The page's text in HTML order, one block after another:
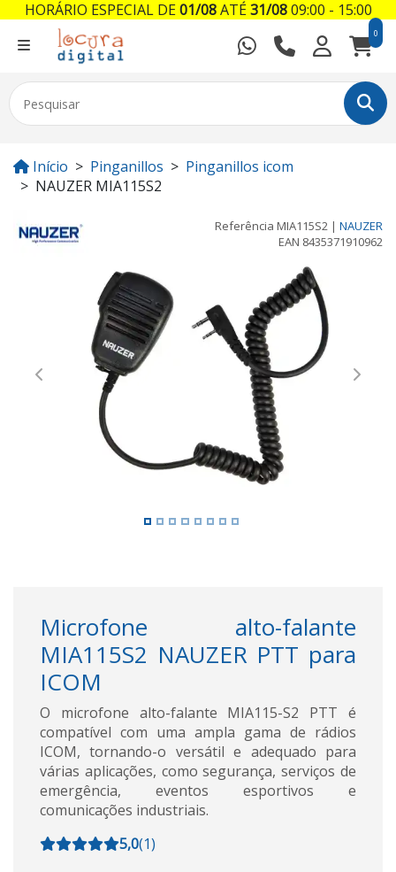
0
Início Pinganillos
Pinganillos icom
NAUZER MIA115S2
Referência MIA115S2 | NAUZER
EAN 8435371910962
Previous Next
Microfone alto-falante
MIA115S2 NAUZER PTT para
ICOM
O microfone alto-falante MIA115-S2 PTT é
compatível com uma ampla gama de rádios
ICOM, tornando-o versátil e adequado para
várias aplicações, como segurança, serviços de
emergência, eventos esportivos e
comunicações industriais.
5,0(1)
HORÁRIO ESPECIAL DE01/08ATÉ31/0809:00 - 15:00